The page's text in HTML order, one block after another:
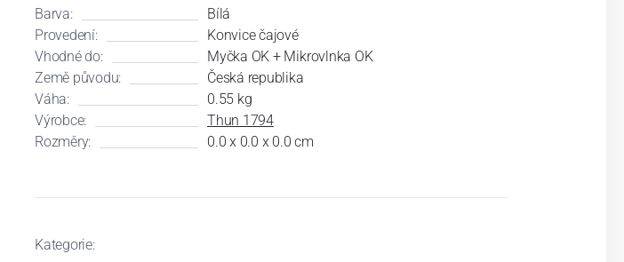
Barva:
Bílá
Provedení:
Konvice čajové
Vhodné do:
Myčka OK + Mikrovlnka OK
Země původu:
Česká republika
Váha:
0.55 kg
Výrobce:
Thun 1794
Rozměry:
0.0 x 0.0 x 0.0 cm
Kategorie: